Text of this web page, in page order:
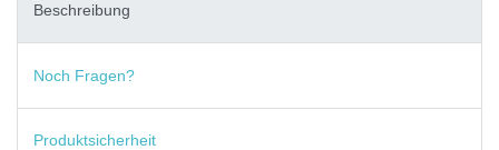
Beschreibung
Noch Fragen?
Produktsicherheit